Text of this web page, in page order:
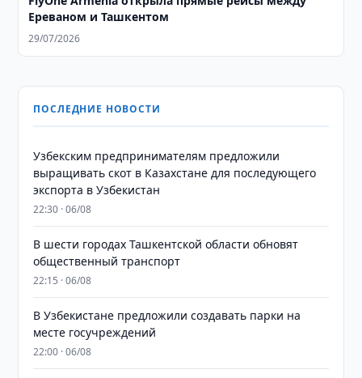
Ереваном и Ташкентом
29/07/2026
ПОСЛЕДНИЕ НОВОСТИ
Узбекским предпринимателям предложили
выращивать скот в Казахстане для последующего
экспорта в Узбекистан
22:30 · 06/08
В шести городах Ташкентской области обновят
общественный транспорт
22:15 · 06/08
В Узбекистане предложили создавать парки на
месте госучреждений
22:00 · 06/08